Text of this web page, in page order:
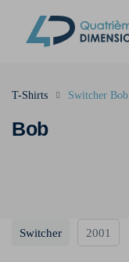
Bob
T-Shirts Switcher Bob
Switcher 2001